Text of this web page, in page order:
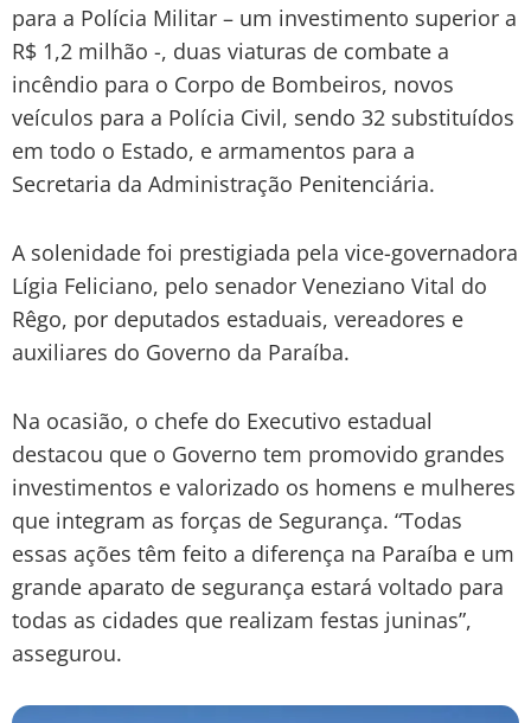
para a Polícia Militar – um investimento superior a
R$ 1,2 milhão -, duas viaturas de combate a
incêndio para o Corpo de Bombeiros, novos
veículos para a Polícia Civil, sendo 32 substituídos
em todo o Estado, e armamentos para a
Secretaria da Administração Penitenciária.
A solenidade foi prestigiada pela vice-governadora
Lígia Feliciano, pelo senador Veneziano Vital do
Rêgo, por deputados estaduais, vereadores e
auxiliares do Governo da Paraíba.
Na ocasião, o chefe do Executivo estadual
destacou que o Governo tem promovido grandes
investimentos e valorizado os homens e mulheres
que integram as forças de Segurança. “Todas
essas ações têm feito a diferença na Paraíba e um
grande aparato de segurança estará voltado para
todas as cidades que realizam festas juninas”,
assegurou.